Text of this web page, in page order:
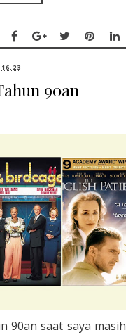
16.23
90an
90an saat saya masih